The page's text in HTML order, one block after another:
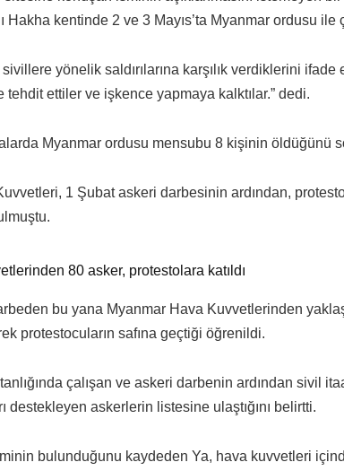
kentinde 2 ve 3 Mayıs’ta Myanmar ordusu ile
yönelik saldırılarına karşılık verdiklerini ifade
tehdit ettiler ve işkence yapmaya kalktılar.” dedi.
Myanmar ordusu mensubu 8 kişinin öldüğünü
1 Şubat askeri darbesinin ardından,
80 asker, protestolara katıldı
bu yana Myanmar Hava Kuvvetlerinden
protestocuların safına geçtiği öğrenildi.
çalışan ve askeri darbenin ardından sivil
destekleyen askerlerin listesine ulaştığını belirtti.
bulunduğunu kaydeden Ya, hava kuvvetleri